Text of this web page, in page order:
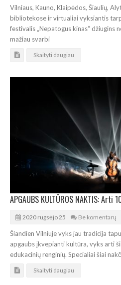
Vilniaus, Kauno, Klaipėdos, Šiaulių,
bibliotekose ir virtualiai vyksiantis
festivalis „Nepatogus kinas“ džiugins
mažiau svarbi
Skaityti daugiau
2020 rugsėjo 25 Be komentarų
Šiandien Vilniuje vyks jau tradicija
apgaubs įkvepianti kultūra, vyks arti
edukacinių renginių. Specialiai šiai
Skaityti daugiau